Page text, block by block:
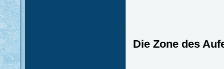
Die Zone des